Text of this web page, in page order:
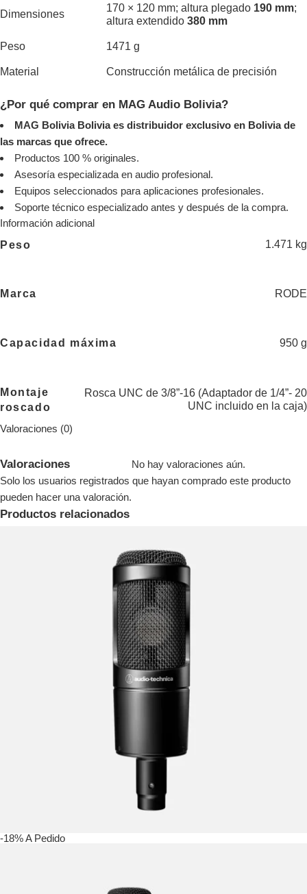
Dimensiones 170 × 120 mm; altura plegado 190 mm;
altura extendido 380 mm
Peso 1471 g
Material Construcción metálica de precisión
¿Por qué comprar en MAG Audio Bolivia?
MAG Bolivia Bolivia es distribuidor exclusivo en Bolivia de
las marcas que ofrece.
Productos 100 % originales.
Asesoría especializada en audio profesional.
Equipos seleccionados para aplicaciones profesionales.
Soporte técnico especializado antes y después de la compra.
Información adicional
Peso 1.471 kg
Marca RODE
Capacidad máxima 950 g
Montaje
roscado
Rosca UNC de 3/8”-16 (Adaptador de 1/4”- 20
UNC incluido en la caja)
Valoraciones (0)
Valoraciones
No hay valoraciones aún.
Solo los usuarios registrados que hayan comprado este producto
pueden hacer una valoración.
Productos relacionados
-18%A Pedido